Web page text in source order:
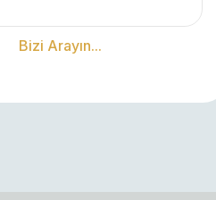
Bizi Arayın...